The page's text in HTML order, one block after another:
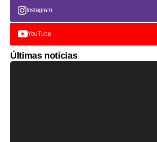
Instagram
YouTube
Últimas notícias